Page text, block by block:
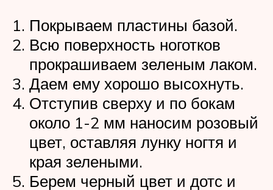
Покрываем пластины базой.
Всю поверхность ноготков
прокрашиваем зеленым лаком.
Даем ему хорошо высохнуть.
Отступив сверху и по бокам
около 1-2 мм наносим розовый
цвет, оставляя лунку ногтя и
края зелеными.
Берем черный цвет и дотс и